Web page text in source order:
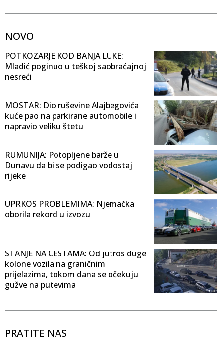
NOVO
POTKOZARJE KOD BANJA LUKE:
Mladić poginuo u teškoj saobraćajnoj
nesreći
MOSTAR: Dio ruševine Alajbegovića
kuće pao na parkirane automobile i
napravio veliku štetu
RUMUNIJA: Potopljene barže u
Dunavu da bi se podigao vodostaj
rijeke
UPRKOS PROBLEMIMA: Njemačka
oborila rekord u izvozu
STANJE NA CESTAMA: Od jutros duge
kolone vozila na graničnim
prijelazima, tokom dana se očekuju
gužve na putevima
PRATITE NAS